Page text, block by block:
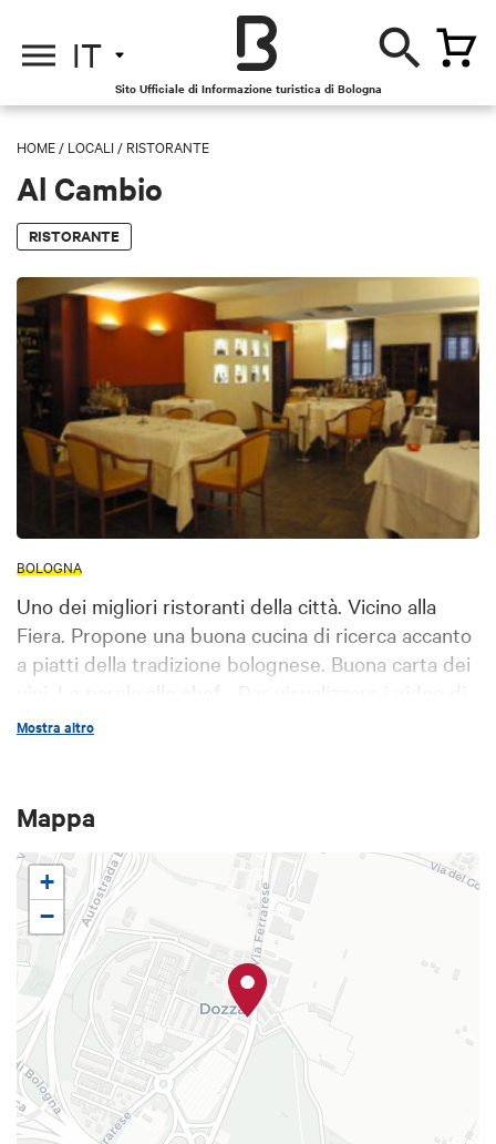
IT
Sito Ufficiale di Informazione turistica di Bologna
HOME / LOCALI / RISTORANTE
Al Cambio
RISTORANTE
BOLOGNA
Uno dei migliori ristoranti della città. Vicino alla
Fiera. Propone una buona cucina di ricerca accanto
a piatti della tradizione bolognese. Buona carta dei
vini. La parola allo chef... Per visualizzare i video di
Massimiliano Poggi, clicca qui
Mostra altro
Mappa
+
−